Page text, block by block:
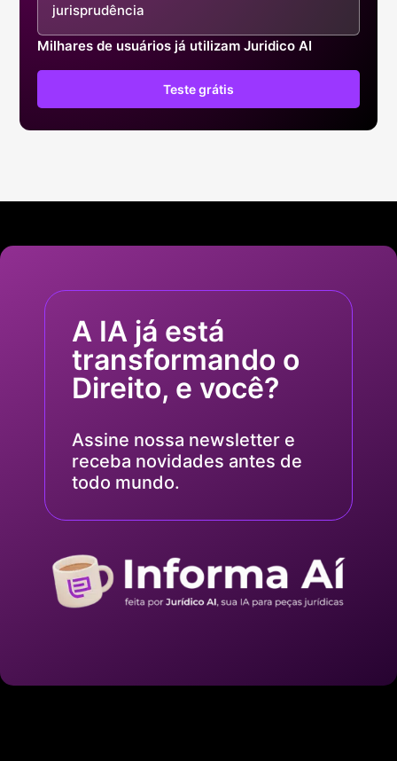
jurisprudência
Milhares de usuários já utilizam Juridico AI
Teste grátis
A IA já está
transformando o
Direito, e você?
Assine nossa newsletter e
receba novidades antes de
todo mundo.